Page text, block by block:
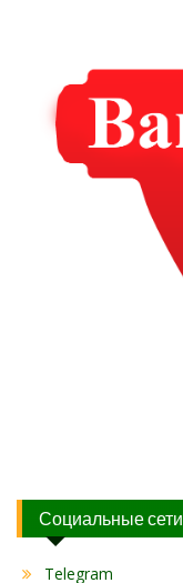
Социальные сети
Telegram